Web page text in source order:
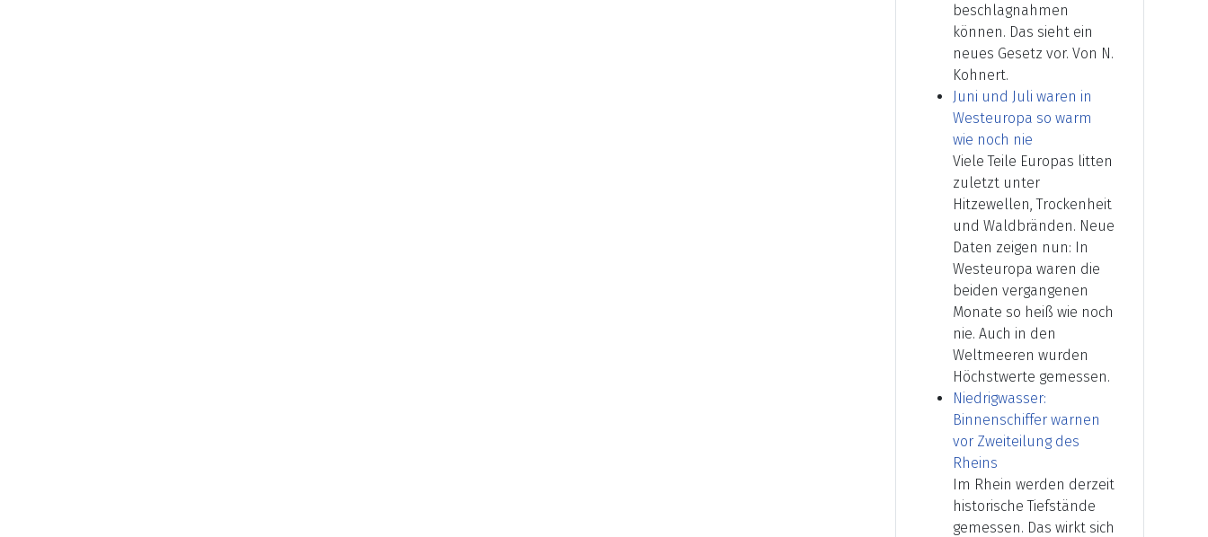
beschlagnahmen
können. Das sieht ein
neues Gesetz vor. Von N.
Kohnert.
Juni und Juli waren in
Westeuropa so warm
wie noch nie
Viele Teile Europas litten
zuletzt unter
Hitzewellen, Trockenheit
und Waldbränden. Neue
Daten zeigen nun: In
Westeuropa waren die
beiden vergangenen
Monate so heiß wie noch
nie. Auch in den
Weltmeeren wurden
Höchstwerte gemessen.
Niedrigwasser:
Binnenschiffer warnen
vor Zweiteilung des
Rheins
Im Rhein werden derzeit
historische Tiefstände
gemessen. Das wirkt sich